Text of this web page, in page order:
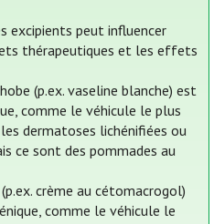
excipients peut influencer
thérapeutiques et les effets
(p.ex. vaseline blanche) est
comme le véhicule le plus
dermatoses lichénifiées ou
ce sont des pommades au
crème au cétomacrogol)
comme le véhicule le